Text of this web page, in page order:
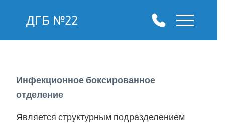
ДГБ №22
Инфекционное боксированное
отделение
Является структурным подразделением